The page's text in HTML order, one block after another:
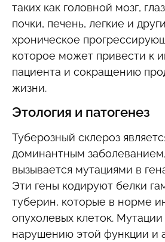
таких как головной мозг,
почки, печень, легкие и
хроническое
которое может привести к
пациента и сокращению
жизни.
Этология и патогенез
Туберозный склероз
доминантным
вызывается мутациями в
Эти гены кодируют белки
туберин, которые в норме
опухолевых клеток. Мутации
нарушению этой функции и